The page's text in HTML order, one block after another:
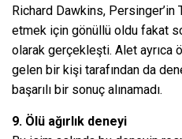
Richard Dawkins, Persinger’in
etmek için gönüllü oldu fakat
olarak gerçekleşti. Alet ayrıca
gelen bir kişi tarafından da
başarılı bir sonuç alınamadı.
9. Ölü ağırlık deneyi